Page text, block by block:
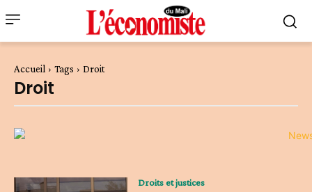
Accueil Tags Droit
Droit
Droits et justices